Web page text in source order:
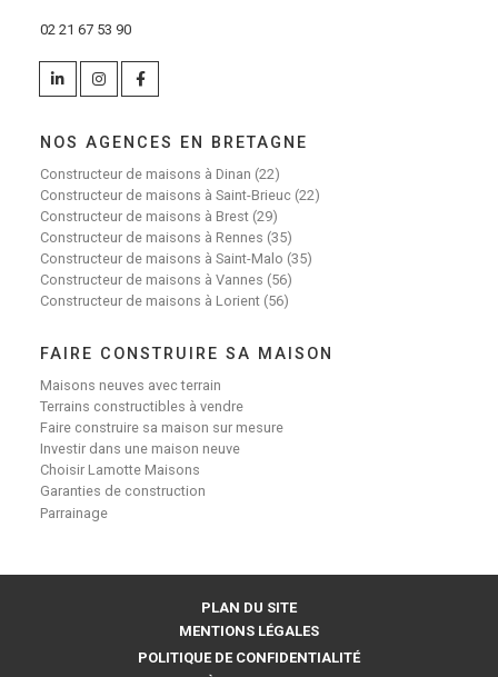
02 21 67 53 90
NOS AGENCES EN BRETAGNE
Constructeur de maisons à Dinan (22)
Constructeur de maisons à Saint-Brieuc (22)
Constructeur de maisons à Brest (29)
Constructeur de maisons à Rennes (35)
Constructeur de maisons à Saint-Malo (35)
Constructeur de maisons à Vannes (56)
Constructeur de maisons à Lorient (56)
FAIRE CONSTRUIRE SA MAISON
Maisons neuves avec terrain
Terrains constructibles à vendre
Faire construire sa maison sur mesure
Investir dans une maison neuve
Choisir Lamotte Maisons
Garanties de construction
Parrainage
PLAN DU SITE
MENTIONS LÉGALES
POLITIQUE DE CONFIDENTIALITÉ